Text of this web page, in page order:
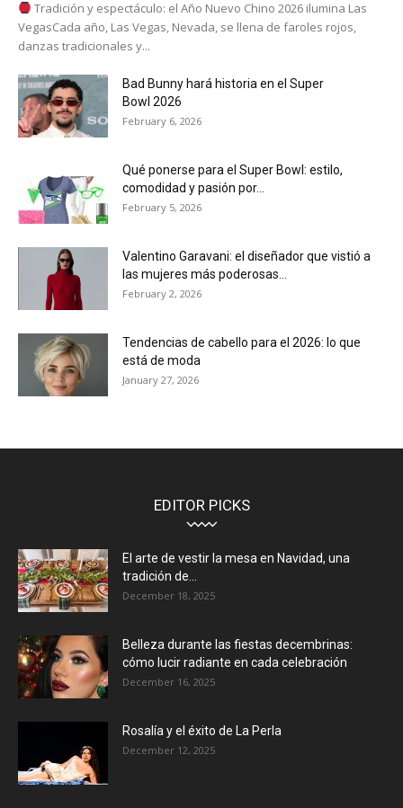
Tradición y espectáculo: el Año Nuevo Chino 2026 ilumina Las
VegasCada año, Las Vegas, Nevada, se llena de faroles rojos,
danzas tradicionales y...
Bad Bunny hará historia en el Super
Bowl 2026
February 6, 2026
Qué ponerse para el Super Bowl: estilo,
comodidad y pasión por...
February 5, 2026
Valentino Garavani: el diseñador que vistió a
las mujeres más poderosas...
February 2, 2026
Tendencias de cabello para el 2026: lo que
está de moda
January 27, 2026
EDITOR PICKS
El arte de vestir la mesa en Navidad, una
tradición de...
December 18, 2025
Belleza durante las fiestas decembrinas:
cómo lucir radiante en cada celebración
December 16, 2025
Rosalía y el éxito de La Perla
December 12, 2025